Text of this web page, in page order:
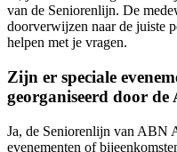
van de Seniorenlijn. De
doorverwijzen naar de juiste
helpen met je vragen.
Zijn er speciale
georganiseerd door
Ja, de Seniorenlijn van ABN
evenementen of